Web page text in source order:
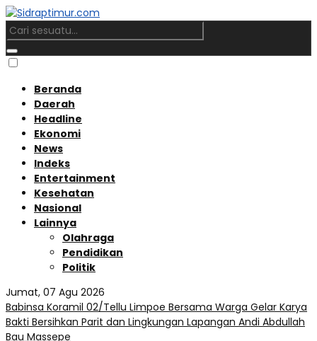
Beranda
Daerah
Headline
Ekonomi
News
Indeks
Entertainment
Kesehatan
Nasional
Lainnya
Olahraga
Pendidikan
Politik
Jumat, 07 Agu 2026
Babinsa Koramil 02/Tellu Limpoe Bersama Warga Gelar Karya
Bakti Bersihkan Parit dan Lingkungan Lapangan Andi Abdullah
Bau Massepe